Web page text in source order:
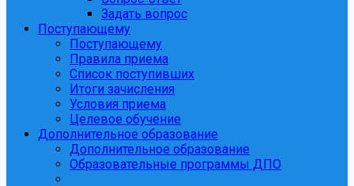
Задать вопрос
Поступающему
Поступающему
Правила приема
Список поступивших
Итоги зачисления
Условия приема
Целевое обучение
Дополнительное образование
Дополнительное образование
Образовательные программы ДПО